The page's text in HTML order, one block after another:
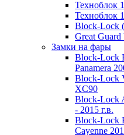
Техноблок
Техноблок
Block-Lock
Great
Замки на фары
Block-Lock
Panamera
Block-Lock
XC90
Block-Lock
- 2015 г.в.
Block-Lock
Cayenne